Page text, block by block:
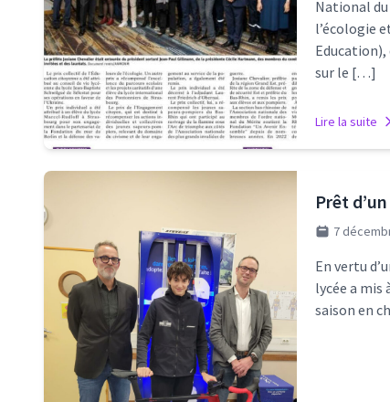
National
l’écologie
sur le […]
Lire la suite
Prêt
7
En vertu
lycée a mis
saison en